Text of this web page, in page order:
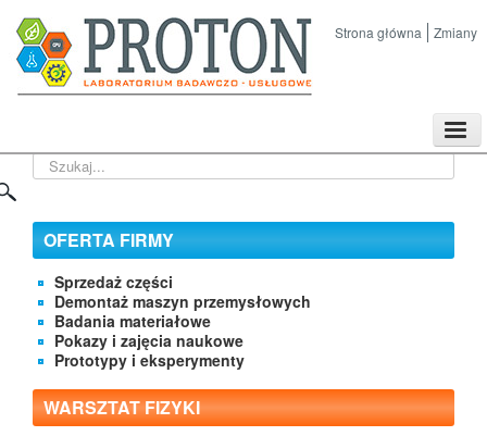
Strona główna Zmiany
Kontakt
Szukaj...
OFERTA FIRMY
Sprzedaż części
Demontaż maszyn przemysłowych
Badania materiałowe
Pokazy i zajęcia naukowe
Prototypy i eksperymenty
WARSZTAT FIZYKI